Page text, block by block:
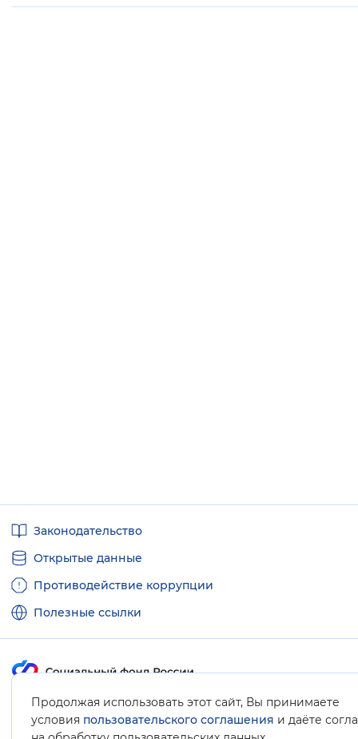
Продолжая использовать этот сайт, Вы принимаете
условия пользовательского соглашения и даёте
ссылкиЗаконодательство
Открытые данные
Противодействие коррупции
Полезные ссылки
Карта сайта